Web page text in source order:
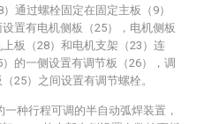
）通过螺栓固定在固定主板（9）
置有电机侧板（25），电机侧板
上板（28）和电机支架（23）连
的一侧设置有调节板（26），调
25）之间设置有调节螺栓。
种行程可调的半自动弧焊装置，